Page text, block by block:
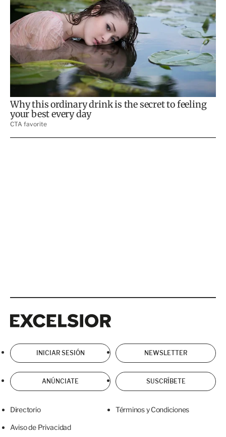
INICIAR SESIÓN NEWSLETTER
ANÚNCIATE SUSCRÍBETE
Directorio Términos y Condiciones
Aviso de Privacidad